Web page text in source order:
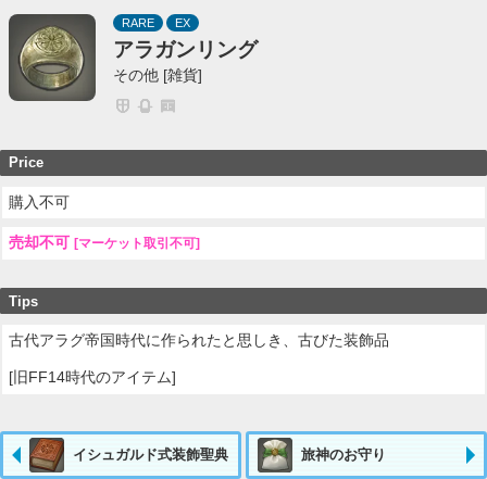
RARE EX
アラガンリング
その他 [雑貨]
Price
購入不可
売却不可 [マーケット取引不可]
Tips
古代アラグ帝国時代に作られたと思しき、古びた装飾品
[旧FF14時代のアイテム]
イシュガルド式装飾聖典 旅神のお守り